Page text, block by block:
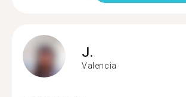
J.
Valencia